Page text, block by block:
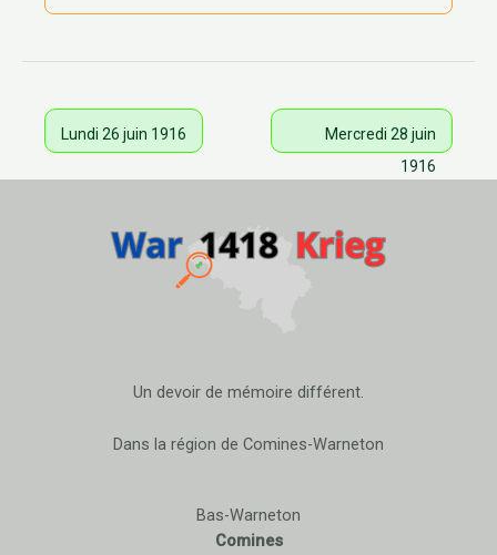
Lundi 26 juin 1916
Mercredi 28 juin
1916
Un devoir de mémoire différent.
Dans la région de Comines-Warneton
Bas-Warneton
Comines